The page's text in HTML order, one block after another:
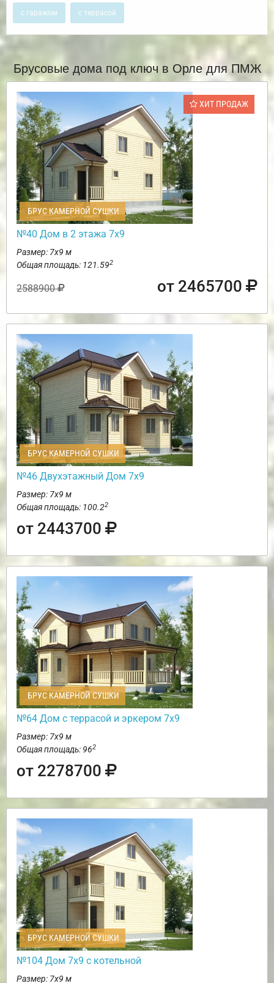
с гаражом с террасой
Брусовые дома под ключ в Орле для ПМЖ
ХИТ ПРОДАЖ
БРУС КАМЕРНОЙ СУШКИ
№40 Дом в 2 этажа 7х9
Размер: 7х9 м
Общая площадь: 121.592
2588900 от 2465700
БРУС КАМЕРНОЙ СУШКИ
№46 Двухэтажный Дом 7х9
Размер: 7х9 м
Общая площадь: 100.22
от 2443700
БРУС КАМЕРНОЙ СУШКИ
№64 Дом с террасой и эркером 7х9
Размер: 7х9 м
Общая площадь: 962
от 2278700
БРУС КАМЕРНОЙ СУШКИ
№104 Дом 7х9 с котельной
Размер: 7х9 м